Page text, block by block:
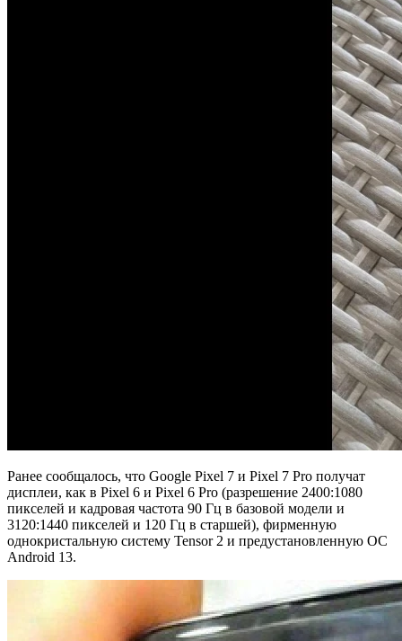
Ранее сообщалось, что Google Pixel 7 и Pixel 7 Pro получат
дисплеи, как в Pixel 6 и Pixel 6 Pro (разрешение 2400:1080
пикселей и кадровая частота 90 Гц в базовой модели и
3120:1440 пикселей и 120 Гц в старшей), фирменную
однокристальную систему Tensor 2 и предустановленную ОС
Android 13.